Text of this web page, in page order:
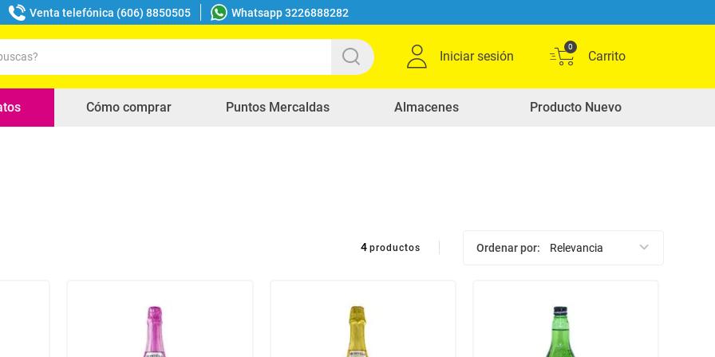
Venta telefónica (606) 8850505 Whatsapp 3226888282
Iniciar sesión
0
Cómo comprar Puntos Mercaldas Almacenes Producto Nuevo
4 productos Ordenar por Relevancia
buscados